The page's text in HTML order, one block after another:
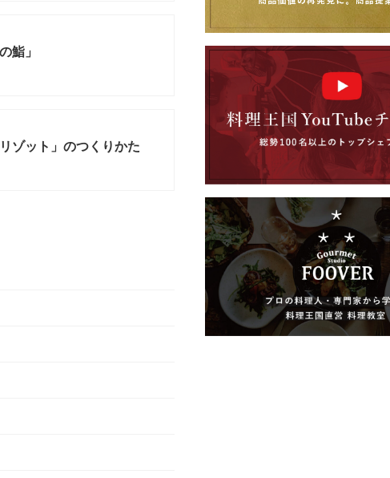
鮨」
ゾット」のつくりかた